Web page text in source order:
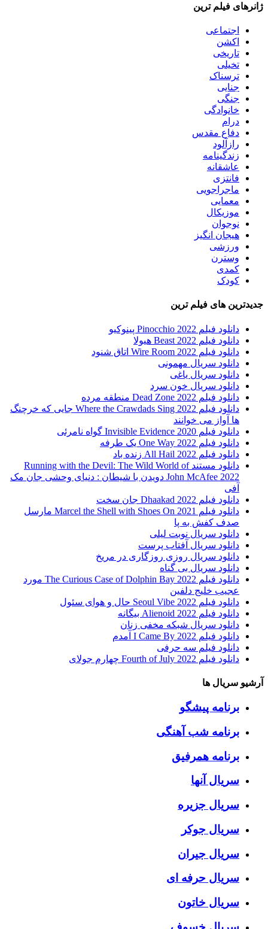
ژانرهای فیلم ترین
اجتماعی
اکشن
تاریخی
تخیلی
ترسناک
جنایی
جنگی
خانوادگی
درام
دفاع مقدس
رازآلود
زندگینامه
عاشقانه
فانتزی
ماجراجویی
معمایی
موزیکال
نوجوان
هیجان انگیز
ورزشی
وسترن
کمدی
کودک
جدیدترین های فیلم ترین
دانلود فیلم Pinocchio 2022 پینوکیو
دانلود فیلم Beast 2022 هیولا
دانلود فیلم Wire Room 2022 اتاق شنود
دانلود سریال مهمونی
دانلود سریال یاغی
دانلود سریال خون سرد
دانلود فیلم 2022 Dead Zone منطقه مرده
دانلود فیلم Where the Crawdads Sing 2022 جایی که خرچنگ
ها آواز می خوانند
دانلود فیلم 2020 Invisible Evidence گواه نامرئی
دانلود فیلم One Way 2022 یک طرفه
دانلود فیلم All Hail 2022 زنده باد
دانلود مستند Running with the Devil: The Wild World of
John McAfee 2022 دویدن با شیطان : دنیای وحشی جان مک
آفی
دانلود فیلم Dhaakad 2022 جان سخت
دانلود فیلم Marcel the Shell with Shoes On 2021 مارسل
صدف کفش به پا
دانلود سریال نوبت لیلی
دانلود سریال آفتاب پرست
دانلود سریال روزی روزگاری در مریخ
دانلود سریال بی گناه
دانلود فیلم The Curious Case of Dolphin Bay 2022 مورد
عجیب خلیج دلفین
دانلود فیلم Seoul Vibe 2022 حال و هوای سئول
دانلود فیلم Alienoid 2022 بیگانه
دانلود سریال شبکه مخفی زنان
دانلود فیلم I Came By 2022 آمدم
دانلود فیلم سه حرفی
دانلود فیلم Fourth of July 2022 چهارم جولای
آرشیو سریال ها
برنامه پیشگو
برنامه شب آهنگی
برنامه همرفیق
سریال آنها
سریال جزیره
سریال جوکر
سریال جیران
سریال حرفه ای
سریال خاتون